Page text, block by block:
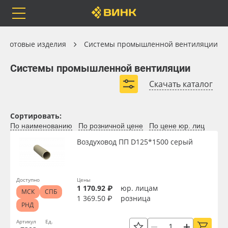
Orafol
Бренды
Доставка
Оплата
Рулонные материалы
Самоклеящиеся плёнки
Листовые материалы
Чернила
Готовые изделия Системы промышленной вентиляции
Системы промышленной вентиляции
Скачать каталог
Готовые изделия
Системы промышленной вентиляции
Длина, мм
Сортировать:
По наименованию По розничной цене По цене юр. лиц
Артикул
Воздуховод ПП D125*1500 серый
Ед.
Цены
1 170.92 ₽
юр. лицам
1 369.50 ₽
розница
Доступно
МСК
СПБ
РНД